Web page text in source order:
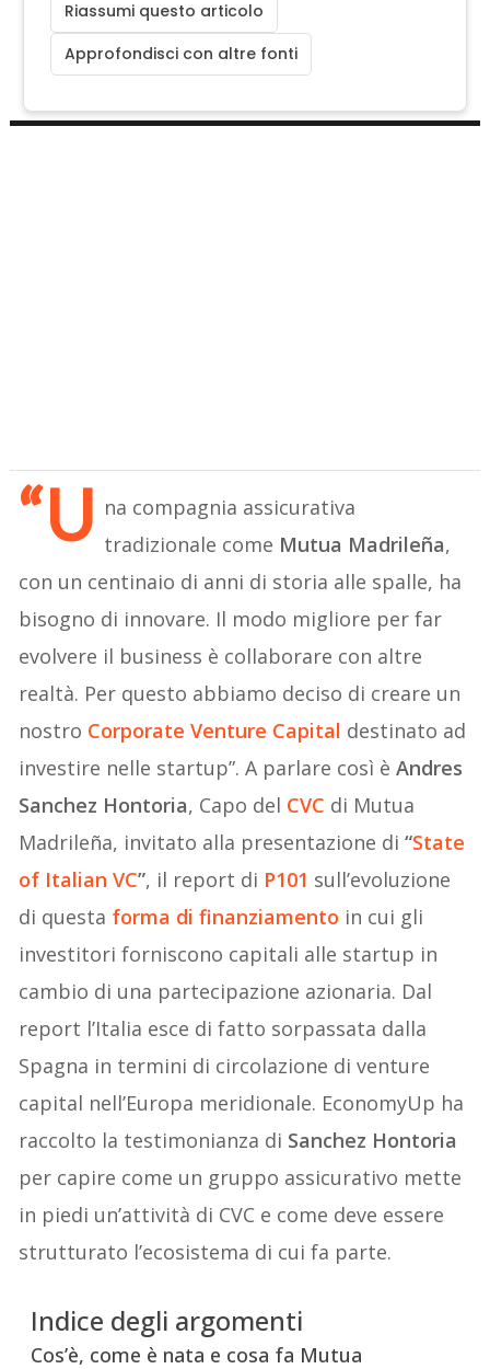
Riassumi questo articolo
Approfondisci con altre fonti
“U na compagnia assicurativa
tradizionale come Mutua Madrileña,
con un centinaio di anni di storia alle spalle, ha
bisogno di innovare. Il modo migliore per far
evolvere il business è collaborare con altre
realtà. Per questo abbiamo deciso di creare un
nostro Corporate Venture Capital destinato ad
investire nelle startup”. A parlare così èAndres
Sanchez Hontoria, Capo del CVC di Mutua
Madrileña, invitato alla presentazione di“State
of Italian VC”, il report di P101 sull’evoluzione
di questa forma di finanziamento in cui gli
investitori forniscono capitali alle startup in
cambio di una partecipazione azionaria. Dal
report l’Italia esce di fatto sorpassata dalla
Spagna in termini di circolazione di venture
capital nell’Europa meridionale. EconomyUp ha
raccolto la testimonianza di Sanchez Hontoria
per capire come un gruppo assicurativo mette
in piedi un’attività di CVC e come deve essere
strutturato l’ecosistema di cui fa parte.
Indice degli argomenti
Cos’è, come è nata e cosa fa Mutua